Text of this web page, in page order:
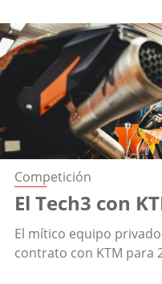
Competición
El Tech3 con
El mítico equipo
contrato con KTM para